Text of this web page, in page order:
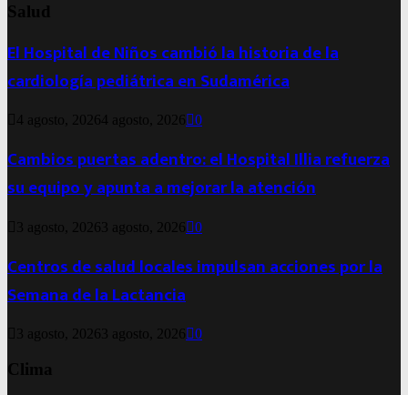
Salud
El Hospital de Niños cambió la historia de la
cardiología pediátrica en Sudamérica
4 agosto, 20264 agosto, 2026 0
Cambios puertas adentro: el Hospital Illia refuerza
su equipo y apunta a mejorar la atención
3 agosto, 2026 3 agosto, 2026 0
Centros de salud locales impulsan acciones por la
Semana de la Lactancia
3 agosto, 2026 3 agosto, 2026 0
Clima